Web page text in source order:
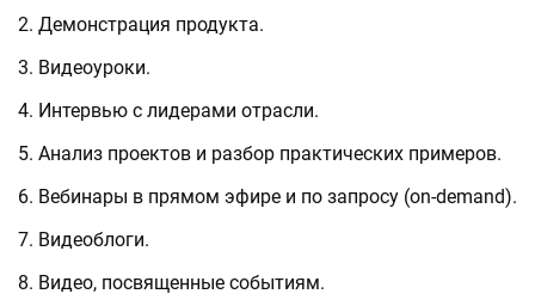
Демонстрация продукта.
Видеоуроки.
Интервью с лидерами отрасли.
Анализ проектов и разбор практических примеров.
Вебинары в прямом эфире и по запросу (on-demand).
Видеоблоги.
Видео, посвященные событиям.